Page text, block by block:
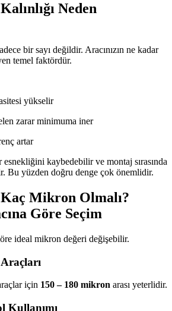
Neden
bir sayı değildir. Aracınızın ne kadar
temel faktördür.
yükselir
zarar minimuma iner
artar
kaybedebilir ve montaj sırasında
Bu yüzden doğru denge çok önemlidir.
Mikron Olmalı?
Göre Seçim
ideal mikron değeri değişebilir.
için 150 – 180 mikron arası yeterlidir.
Kullanımı